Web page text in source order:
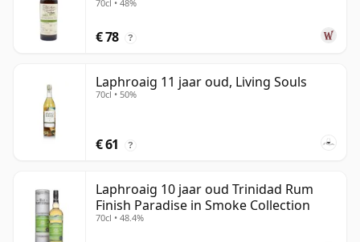
70cl • 48%
€ 78 ?
Laphroaig 11 jaar oud, Living Souls
70cl • 50%
€ 61 ?
Laphroaig 10 jaar oud Trinidad Rum
Finish Paradise in Smoke Collection
70cl • 48.4%